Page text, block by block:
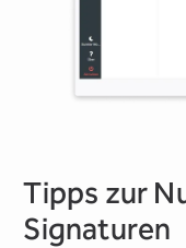
Tipps zur
Signaturen